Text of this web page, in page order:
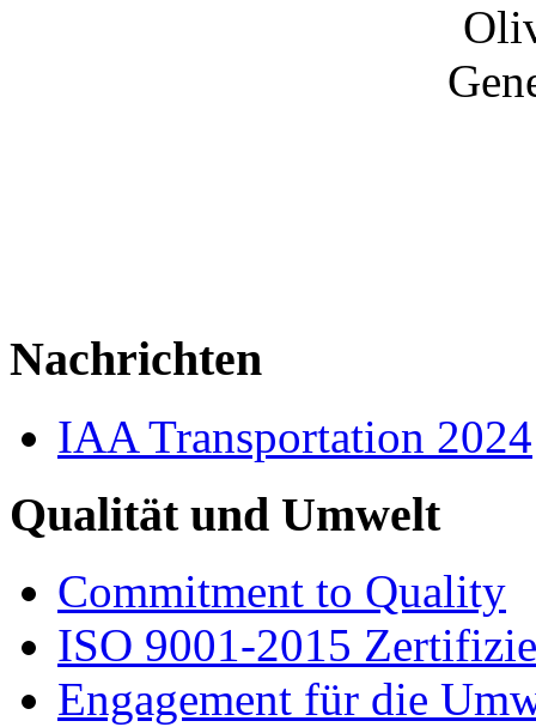
Nachrichten
IAA Transportation 2024
Qualität und Umwelt
Commitment to Quality
ISO 9001-2015
Engagement für die